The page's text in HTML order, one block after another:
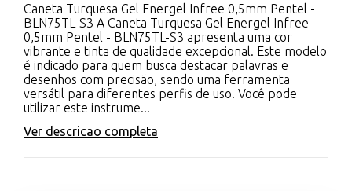
Caneta Turquesa Gel Energel Infree 0,5mm Pentel -
BLN75TL-S3 A Caneta Turquesa Gel Energel Infree
0,5mm Pentel - BLN75TL-S3 apresenta uma cor
vibrante e tinta de qualidade excepcional. Este modelo
é indicado para quem busca destacar palavras e
desenhos com precisão, sendo uma ferramenta
versátil para diferentes perfis de uso. Você pode
utilizar este instrume...
Ver descricao completa